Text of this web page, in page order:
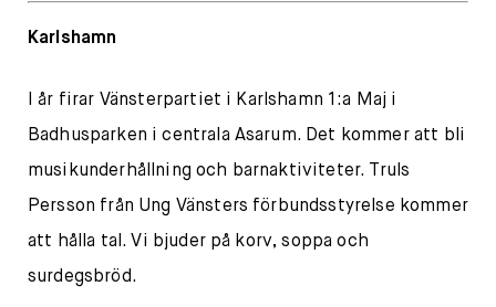
Karlshamn
I år firar Vänsterpartiet i Karlshamn 1:a Maj i
Badhusparken i centrala Asarum. Det kommer att bli
musikunderhållning och barnaktiviteter. Truls
Persson från Ung Vänsters förbundsstyrelse kommer
att hålla tal. Vi bjuder på korv, soppa och
surdegsbröd.